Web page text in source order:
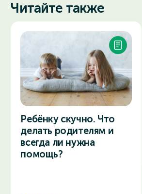
Читайте также
Ребёнку скучно. Что
делать родителям и
всегда ли нужна
помощь?